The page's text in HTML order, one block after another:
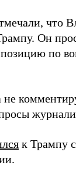
что
Он
по
к Трампу